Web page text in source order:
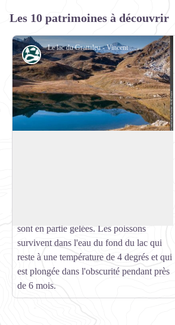
Les 10 patrimoines à découvrir
Le lac du Grattaleu - Vincent Augé, PNV
Lac
sont en partie gelées. Les poissons
survivent dans l'eau du fond du lac qui
reste à une température de 4 degrés et qui
est plongée dans l'obscurité pendant près
de 6 mois.